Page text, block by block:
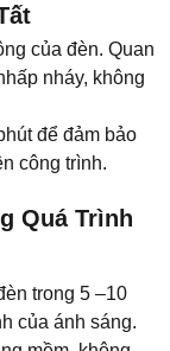
của ánh sáng.
mềm, không
thường hoặc
đèn đã hoạt
liên tục trong
cần vệ sinh
khi chạm vào
được sử dụng
nên lau chùi nhẹ